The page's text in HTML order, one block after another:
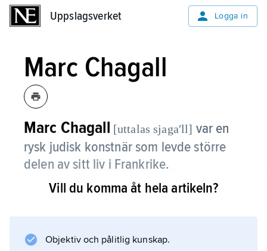
Uppslagsverket Logga in
Marc Chagall
Marc Chagall [uttalas sjagaʹll] var en
rysk judisk konstnär som levde större
delen av sitt liv i Frankrike.
Han blev mest känd för sina drömlika bilder
över husen i Chagalls födelsestad Vitsebsk
Vill du komma åt hela artikeln?
Objektiv och pålitlig kunskap.